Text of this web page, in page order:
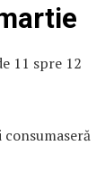
11 spre 12